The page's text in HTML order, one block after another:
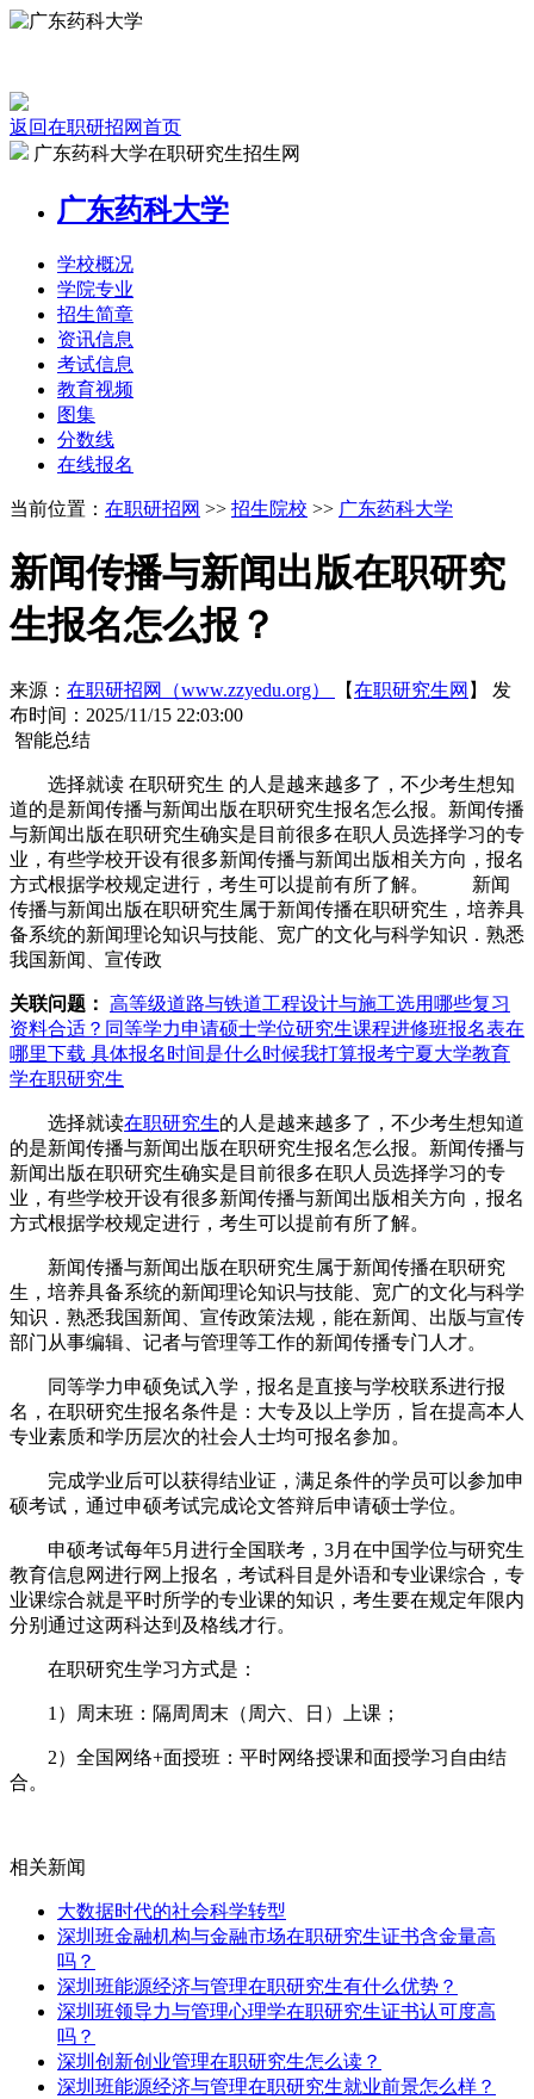
返回在职研招网首页
广东药科大学在职研究生招生网
广东药科大学
学校概况
学院专业
招生简章
资讯信息
考试信息
教育视频
图集
分数线
在线报名
当前位置： 在职研招网 >> 招生院校 >> 广东药科大学
新闻传播与新闻出版在职研究
生报名怎么报？
来源： 在职研招网（www.zzyedu.org） 【在职研究生网 】
发
布时间：2025/11/15 22:03:00
智能总结
选择就读 在职研究生 的人是越来越多了，不少考生想知
道的是新闻传播与新闻出版在职研究生报名怎么报。新闻传播
与新闻出版在职研究生确实是目前很多在职人员选择学习的专
业，有些学校开设有很多新闻传播与新闻出版相关方向，报名
方式根据学校规定进行，考生可以提前有所了解。 新闻
传播与新闻出版在职研究生属于新闻传播在职研究生，培养具
备系统的新闻理论知识与技能、宽广的文化与科学知识．熟悉
我国新闻、宣传政
关联问题： 高等级道路与铁道工程设计与施工选用哪些复习
资料合适？ 同等学力申请硕士学位研究生课程进修班报名表在
哪里下载 具体报名时间是什么时候我打算报考宁夏大学教育
学在职研究生
选择就读在职研究生的人是越来越多了，不少考生想知道
的是新闻传播与新闻出版在职研究生报名怎么报。新闻传播与
新闻出版在职研究生确实是目前很多在职人员选择学习的专
业，有些学校开设有很多新闻传播与新闻出版相关方向，报名
方式根据学校规定进行，考生可以提前有所了解。
新闻传播与新闻出版在职研究生属于新闻传播在职研究
生，培养具备系统的新闻理论知识与技能、宽广的文化与科学
知识．熟悉我国新闻、宣传政策法规，能在新闻、出版与宣传
部门从事编辑、记者与管理等工作的新闻传播专门人才。
同等学力申硕免试入学，报名是直接与学校联系进行报
名，在职研究生报名条件是：大专及以上学历，旨在提高本人
专业素质和学历层次的社会人士均可报名参加。
完成学业后可以获得结业证，满足条件的学员可以参加申
硕考试，通过申硕考试完成论文答辩后申请硕士学位。
申硕考试每年5月进行全国联考，3月在中国学位与研究生
教育信息网进行网上报名，考试科目是外语和专业课综合，专
业课综合就是平时所学的专业课的知识，考生要在规定年限内
分别通过这两科达到及格线才行。
在职研究生学习方式是：
1）周末班：隔周周末（周六、日）上课；
2）全国网络+面授班：平时网络授课和面授学习自由结
合。
相关新闻
大数据时代的社会科学转型
深圳班金融机构与金融市场在职研究生证书含金量高
吗？
深圳班能源经济与管理在职研究生有什么优势？
深圳班领导力与管理心理学在职研究生证书认可度高
吗？
深圳创新创业管理在职研究生怎么读？
深圳班能源经济与管理在职研究生就业前景怎么样？